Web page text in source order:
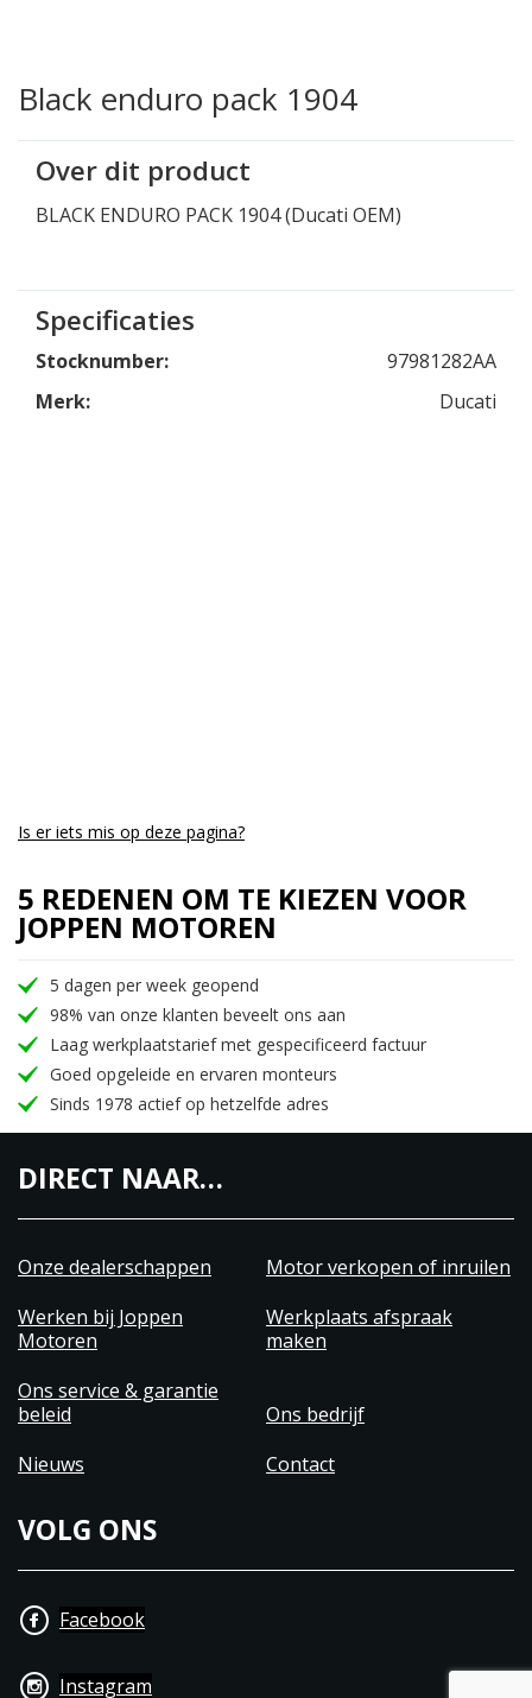
Black enduro pack 1904
Over dit product
BLACK ENDURO PACK 1904 (Ducati OEM)
Specificaties
Stocknumber:
97981282AA
Merk:
Ducati
Is er iets mis op deze pagina?
5 REDENEN OM TE KIEZEN VOOR
JOPPEN MOTOREN
5 dagen per week geopend
98% van onze klanten beveelt ons aan
Laag werkplaatstarief met gespecificeerd factuur
Goed opgeleide en ervaren monteurs
Sinds 1978 actief op hetzelfde adres
DIRECT NAAR…
Onze dealerschappen
Motor verkopen of inruilen
Werken bij Joppen
Motoren
Werkplaats afspraak
maken
Ons service & garantie
beleid
Ons bedrijf
Nieuws
Contact
VOLG ONS
Facebook
Instagram